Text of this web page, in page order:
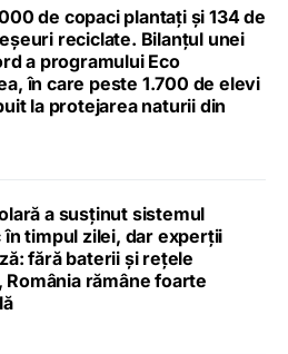
de copaci plantați și 134 de
reciclate. Bilanțul unei
a programului Eco
în care peste 1.700 de elevi
la protejarea naturii din
a susținut sistemul
timpul zilei, dar experții
fără baterii și rețele
România rămâne foarte